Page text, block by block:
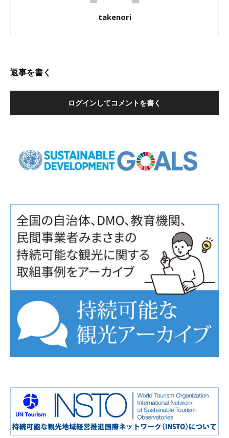
takenori
返事を書く
ログインしてコメントを書く